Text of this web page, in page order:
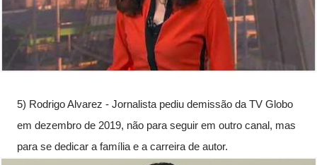
5) Rodrigo Alvarez - Jornalista pediu demissão da TV Globo
em dezembro de 2019, não para seguir em outro canal, mas
para se dedicar a família e a carreira de autor.